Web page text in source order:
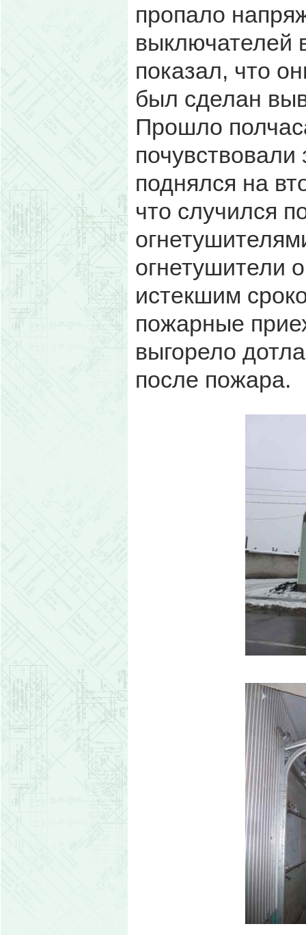
пропало
выключателей
показал, что
был сделан
Прошло
поднялся на
что случился
огнетушители
истекшим
пожарные
выгорело
после пожара.